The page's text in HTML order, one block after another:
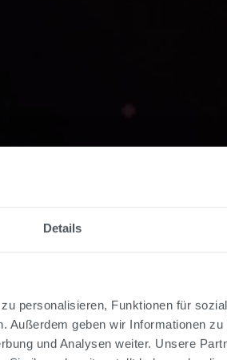
Details
personalisieren, Funktionen für
Außerdem geben wir Informationen
und Analysen weiter. Unsere